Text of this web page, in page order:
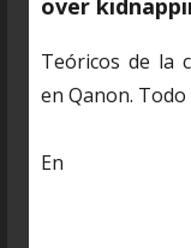
Teóricos de la
en Qanon.
En